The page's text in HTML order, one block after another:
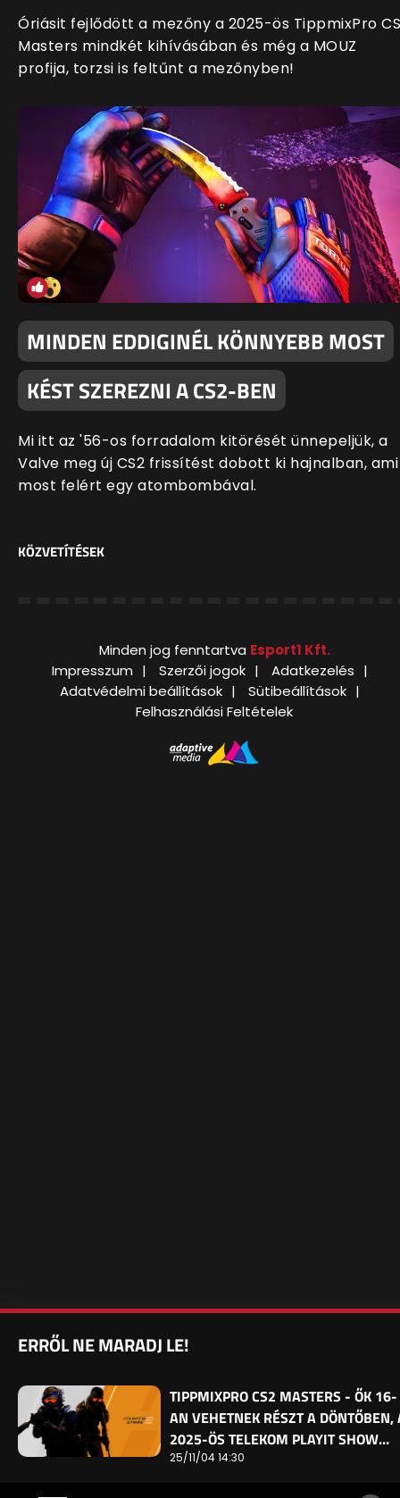
Óriásit fejlődött a mezőny a 2025-ös TippmixPro
Masters mindkét kihívásában és még a MOUZ
profija, torzsi is feltűnt a mezőnyben!
MINDEN EDDIGINÉL KÖNNYEBB MOST
KÉST SZEREZNI A CS2-BEN
Mi itt az '56-os forradalom kitörését ünnepeljük, a
Valve meg új CS2 frissítést dobott ki hajnalban, ami
most felért egy atombombával.
KÖZVETÍTÉSEK
Minden jog fenntartva Esport1 Kft.
Impresszum
Szerzői jogok
Adatkezelés
Adatvédelmi beállítások
Sütibeállítások
Felhasználási Feltételek
ERRŐL NE MARADJ LE!
TIPPMIXPRO CS2 MASTERS - ŐK 16-
AN VEHETNEK RÉSZT A DÖNTŐBEN,
2025-ÖS TELEKOM PLAYIT SHOW…
25/11/04 14:30